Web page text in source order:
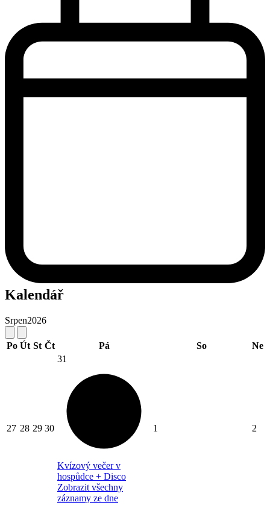
Kalendář
Srpen2026
Po Út St Čt Pá So Ne
27 28 29 30
31
Kvízový večer v
hospůdce + Disco
Zobrazit všechny
záznamy ze dne
1 2